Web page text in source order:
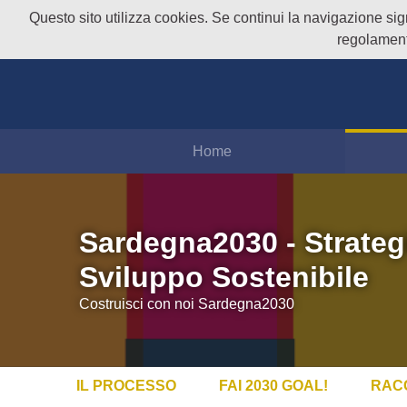
Questo sito utilizza cookies. Se continui la navigazione
Home
Sardegna2030 -
Sviluppo Sostenibile
Costruisci con noi Sardegna2030
IL PROCESSO FAI 2030 GOAL!